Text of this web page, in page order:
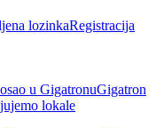
lozinkaRegistracija
u GigatronuGigatron
lokale